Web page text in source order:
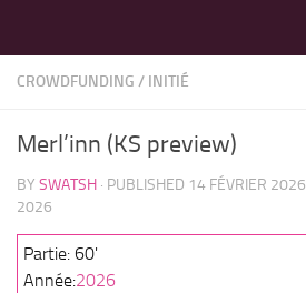
CROWDFUNDING / INITIÉ
Merl’inn (KS preview)
BY SWATSH · PUBLISHED 14 FÉVRIER 2026
2026
Partie: 60'
Année:2026